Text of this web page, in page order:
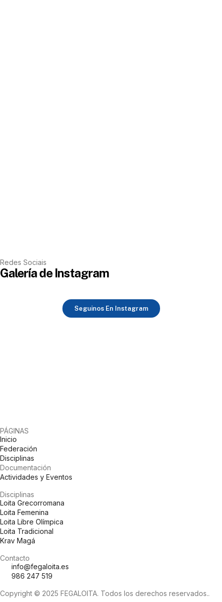
Redes Sociais
Galería de Instagram
Seguinos En Instagram
PÁGINAS
Inicio
Federación
Disciplinas
Documentación
Actividades y Eventos
Disciplinas
Loita Grecorromana
Loita Femenina
Loita Libre Olímpica
Loita Tradicional
Krav Magá
Contacto
info@fegaloita.es
986 247 519
Copyright © 2025 FEGALOITA. Todos los derechos reservados..